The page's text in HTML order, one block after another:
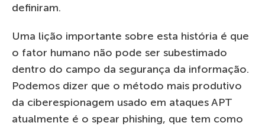
definiram.
Uma lição importante sobre esta história é que
o fator humano não pode ser subestimado
dentro do campo da segurança da informação.
Podemos dizer que o método mais produtivo
da ciberespionagem usado em ataques APT
atualmente é o spear phishing, que tem como